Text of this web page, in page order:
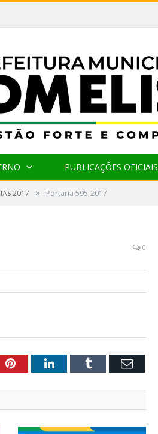
PUBLICAÇÕES OFICIAIS
2017 » Portaria 595-2017
0
PinterestLinkedInTumblr Email